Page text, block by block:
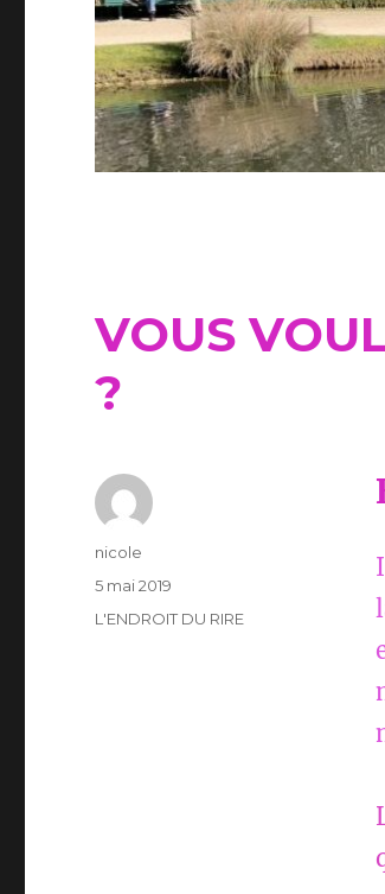
VOUS
?
Auteur
nicole
Publié
5 mai 2019
Catégories
L'ENDROIT DU RIRE